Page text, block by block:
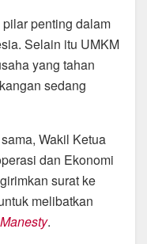
penting dalam
Selain itu UMKM
yang tahan
sedang
Wakil Ketua
dan Ekonomi
surat ke
melibatkan
.